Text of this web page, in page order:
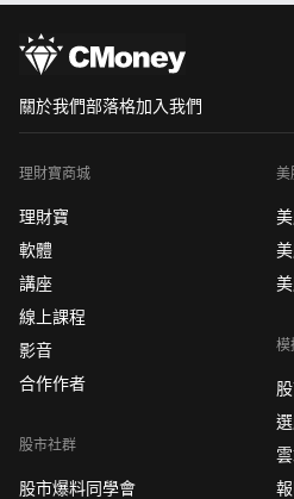
關於我們部落格加入我們
理財寶商城
理財寶
軟體
講座
線上課程
影音
合作作者
股市社群
股市爆料同學會
美
模